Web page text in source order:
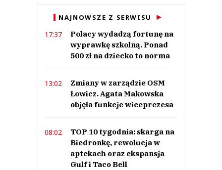
This comment was minimized by the moderator on the site
Pato korporacyjny " kołchoz"
Warszawiak
Odpowiedz
0
0
Jarek
29.06.2026 / 17:15
This comment was minimized by the moderator on the site
NAJNOWSZE Z SERWISU
17:37
Polacy wydadzą fortunę na
wyprawkę szkolną. Ponad
500 zł na dziecko to norma
13:02
Zmiany w zarządzie OSM
Łowicz. Agata Makowska
objęła funkcje wiceprezesa
08:02
TOP 10 tygodnia: skarga na
Biedronkę, rewolucja w
aptekach oraz ekspansja
Gulf i Taco Bell